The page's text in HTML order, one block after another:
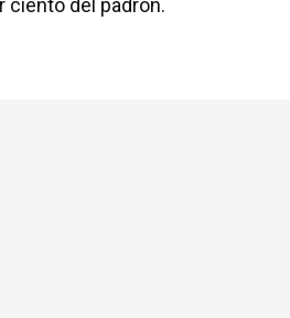
ciento del padrón.